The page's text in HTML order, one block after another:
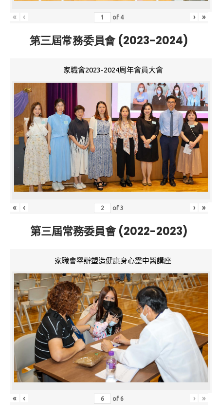
« ‹ of 4 › »
第三屆常務委員會 (2023-2024)
家職會2023-2024周年會員大會
« ‹ of3 › »
第三屆常務委員會 (2022-2023)
家職會舉辦塑造健康身心靈中醫講座
« ‹ of 6 › »